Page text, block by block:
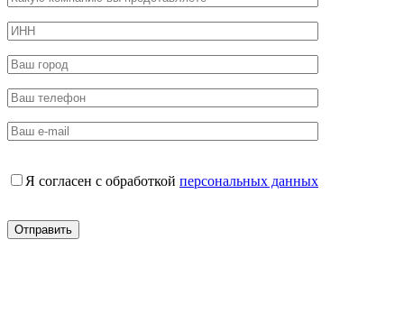
Я согласен с обработкой персональных данных